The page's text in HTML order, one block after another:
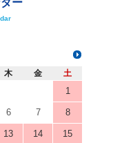
6 7 8
15
20 21 22
27 28 29